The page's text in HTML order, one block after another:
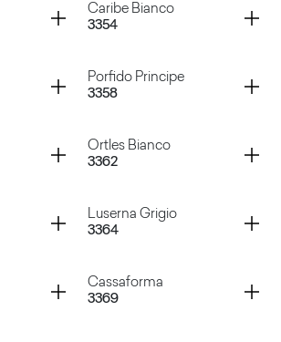
Caribe Bianco
3354
Container
Porfido Principe
3358
Container
Ortles Bianco
3362
Container
Luserna Grigio
3364
Container
Cassaforma
3369
Container